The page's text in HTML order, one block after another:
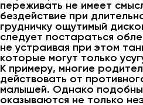
переживать не имеет
бездействие при
грудничку ощутимый
следует постараться
не устраивая при этом
которые могут только
К примеру, многие
действовать от
малышей. Однако
оказываются не только